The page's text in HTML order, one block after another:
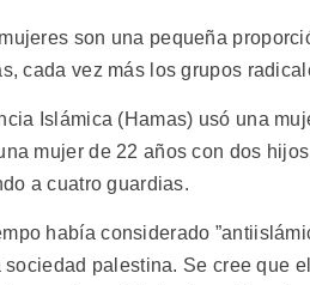
son una pequeña
cada vez más los grupos
Islámica (Hamas) usó una
mujer de 22 años con dos
a cuatro guardias.
había considerado
palestina. Se cree que